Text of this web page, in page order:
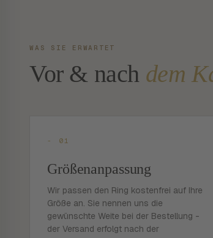
WAS SIE ERWARTET
Vor & nach dem
- 01
Größenanpassung
Wir passen den Ring kostenfrei auf Ihre
Größe an. Sie nennen uns die
gewünschte Weite bei der Bestellung -
der Versand erfolgt nach der